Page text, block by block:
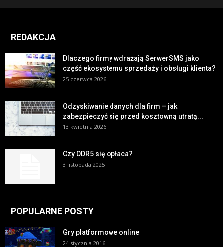
REDAKCJA
Dlaczego firmy wdrażają SerwerSMS jako
część ekosystemu sprzedaży i obsługi klienta?
25 czerwca 2026
Odzyskiwanie danych dla firm – jak
zabezpieczyć się przed kosztowną utratą...
13 kwietnia 2026
Czy DDR5 się opłaca?
3 listopada 2025
POPULARNE POSTY
Gry platformowe online
24 stycznia 2016